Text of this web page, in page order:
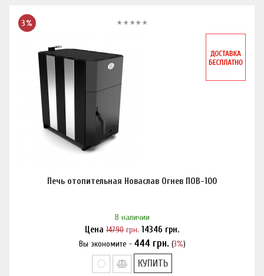
3%
Печь отопительная Новаслав Огнев ПОВ-100
В наличии
Цена 14790 грн. 14346 грн.
Вы экономите - 444 грн. (3%)
Нашли дешевле?
КУПИТЬ